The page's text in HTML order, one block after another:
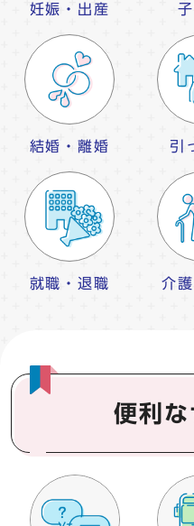
妊娠・出産
結婚・離婚 引
就職・退職 介
便利な